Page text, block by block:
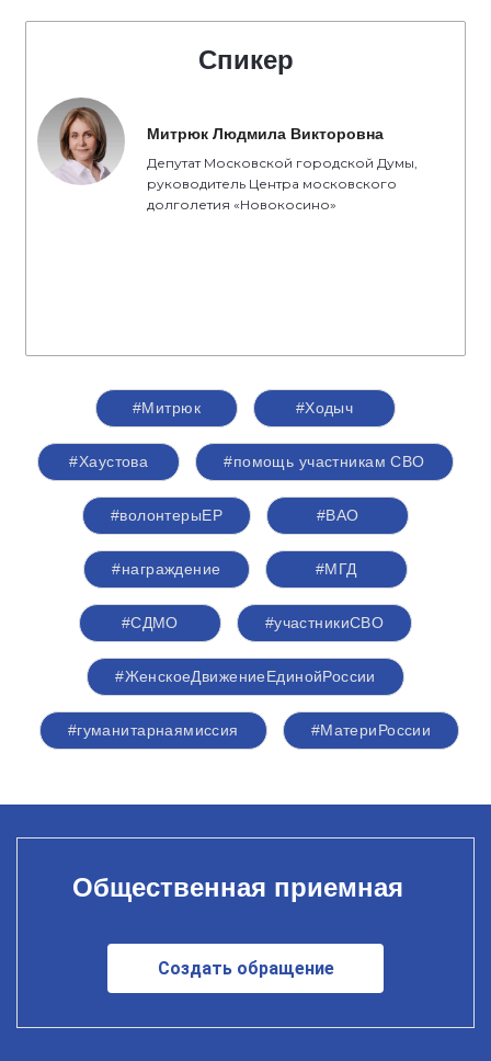
Спикер
Митрюк Людмила Викторовна
Депутат Московской городской Думы,
руководитель Центра московского
долголетия «Новокосино»
#Митрюк #Ходыч
#Хаустова #помощь участникам СВО
#волонтерыЕР #ВАО
#награждение #МГД
#СДМО #участникиСВО
#ЖенскоеДвижениеЕдинойРоссии
#гуманитарнаямиссия #МатериРоссии
Общественная приемная
Создать обращение